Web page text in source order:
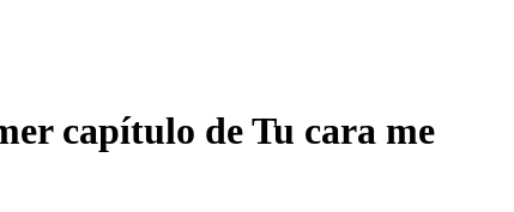
capítulo de Tu cara me